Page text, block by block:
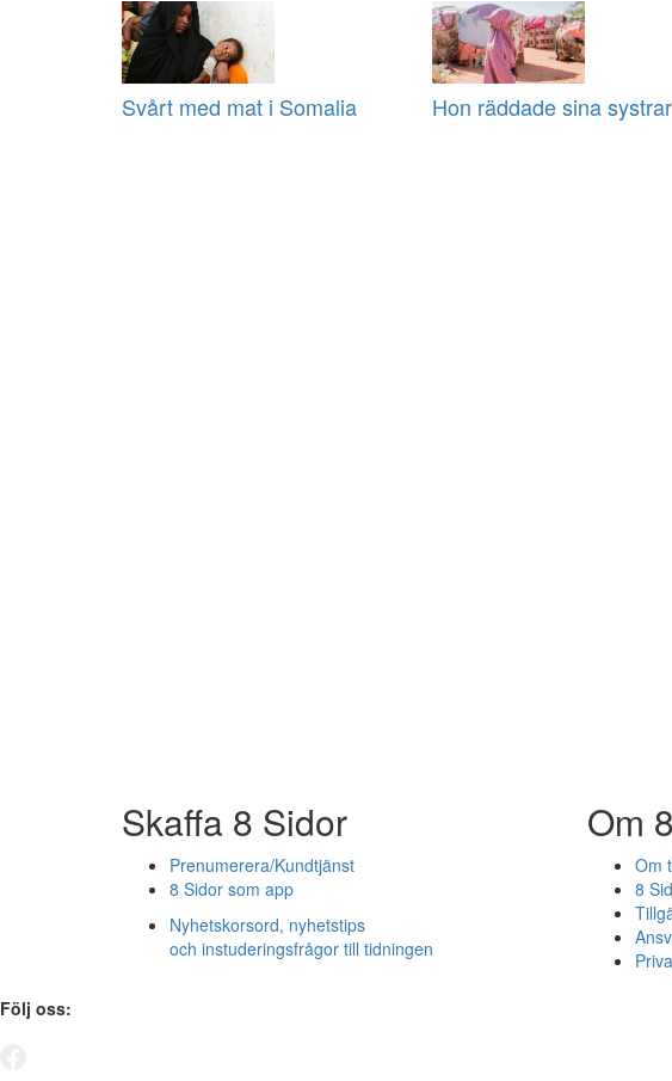
Svårt med mat i Somalia Hon räddade sina systrar
Skaffa 8 Sidor
Prenumerera/Kundtjänst
8 Sidor som app
Nyhetskorsord, nyhetstips
och instuderingsfrågor till tidningen
Om
Om
8
Följ oss: